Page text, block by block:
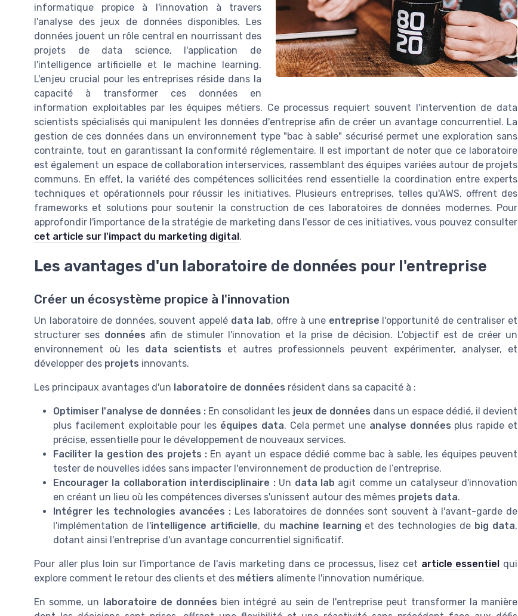
informatique propice à l'innovation à travers
l'analyse des jeux de données disponibles. Les
données jouent un rôle central en nourrissant des
projets de data science, l'application de
l'intelligence artificielle et le machine learning.
L'enjeu crucial pour les entreprises réside dans la
capacité à transformer ces données en
information exploitables par les équipes métiers. Ce processus requiert souvent l'intervention de data
scientists spécialisés qui manipulent les données d'entreprise afin de créer un avantage concurrentiel. La
gestion de ces données dans un environnement type "bac à sable" sécurisé permet une exploration sans
contrainte, tout en garantissant la conformité réglementaire. Il est important de noter que ce laboratoire
est également un espace de collaboration interservices, rassemblant des équipes variées autour de projets
communs. En effet, la variété des compétences sollicitées rend essentielle la coordination entre experts
techniques et opérationnels pour réussir les initiatives. Plusieurs entreprises, telles qu'AWS, offrent des
frameworks et solutions pour soutenir la construction de ces laboratoires de données modernes. Pour
approfondir l'importance de la stratégie de marketing dans l'essor de ces initiatives, vous pouvez consulter
cet article sur l'impact du marketing digital.
Les avantages d'un laboratoire de données pour l'entreprise
Créer un écosystème propice à l'innovation
Un laboratoire de données, souvent appelé data lab, offre à une entreprise l'opportunité de centraliser et
structurer ses données afin de stimuler l'innovation et la prise de décision. L'objectif est de créer un
environnement où les data scientists et autres professionnels peuvent expérimenter, analyser, et
développer des projets innovants.
Les principaux avantages d'un laboratoire de données résident dans sa capacité à :
Optimiser l'analyse de données : En consolidant les jeux de données dans un espace dédié, il devient
plus facilement exploitable pour les équipes data. Cela permet une analyse données plus rapide et
précise, essentielle pour le développement de nouveaux services.
Faciliter la gestion des projets : En ayant un espace dédié comme bac à sable, les équipes peuvent
tester de nouvelles idées sans impacter l'environnement de production de l’entreprise.
Encourager la collaboration interdisciplinaire :Un data lab agit comme un catalyseur d'innovation
en créant un lieu où les compétences diverses s'unissent autour des mêmes projets data.
Intégrer les technologies avancées : Les laboratoires de données sont souvent à l'avant-garde de
l'implémentation de l'intelligence artificielle, du machine learning et des technologies de big data,
dotant ainsi l'entreprise d'un avantage concurrentiel significatif.
Pour aller plus loin sur l'importance de l'avis marketing dans ce processus, lisez cet article essentiel
qui
explore comment le retour des clients et des métiers alimente l'innovation numérique.
En somme, un laboratoire de données bien intégré au sein de l'entreprise peut transformer la manière